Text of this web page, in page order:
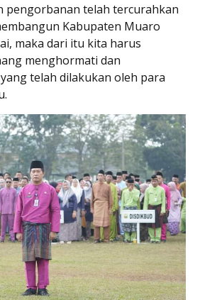
pengorbanan telah tercurahkan
Kabupaten Muaro
maka dari itu kita harus
menghormati dan
telah dilakukan oleh para